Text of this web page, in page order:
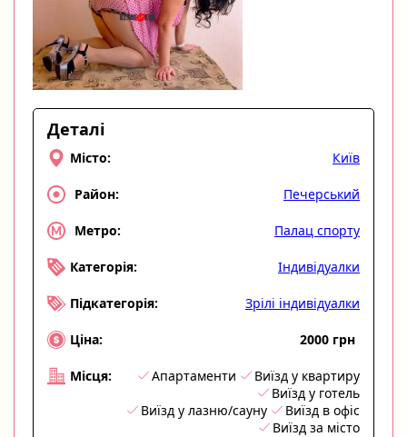
Деталі
Місто: Київ
Район: Печерський
Метро: Палац спорту
Категорія: Індивідуалки
Підкатегорія: Зрілі індивідуалки
Ціна: 2000 грн
Місця: Апартаменти
Виїзд у квартиру
Виїзд у готель
Виїзд у лазню/сауну
Виїзд в офіс
Виїзд за місто